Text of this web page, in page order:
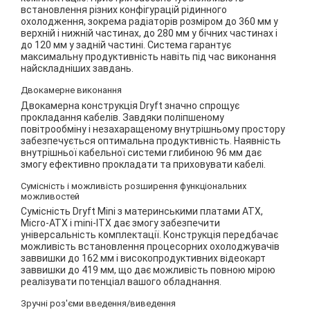
встановлення різних конфігурацій рідинного
охолодження, зокрема радіаторів розміром до 360 мм у
верхній і нижній частинах, до 280 мм у бічних частинах і
до 120 мм у задній частині. Система гарантує
максимальну продуктивність навіть під час виконання
найскладніших завдань.
Двокамерне виконання
Двокамерна конструкція Dryft значно спрощує
прокладання кабелів. Завдяки поліпшеному
повітрообміну і незахаращеному внутрішньому простору
забезпечується оптимальна продуктивність. Наявність
внутрішньої кабельної системи глибиною 96 мм дає
змогу ефективно прокладати та приховувати кабелі.
Сумісність і можливість розширення функціональних
можливостей
Сумісність Dryft Mini з материнськими платами ATX,
Micro-ATX і mini-ITX дає змогу забезпечити
універсальність комплектації. Конструкція передбачає
можливість встановлення процесорних охолоджувачів
заввишки до 162 мм і високопродуктивних відеокарт
заввишки до 419 мм, що дає можливість повною мірою
реалізувати потенціал вашого обладнання.
Зручні роз'єми введення/виведення